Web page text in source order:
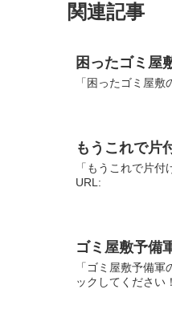
関連記事
困ったゴミ屋
「困ったゴミ屋
もうこれで片
「もうこれで片
URL:
ゴミ屋敷予備
「ゴミ屋敷予備
ックしてくださ